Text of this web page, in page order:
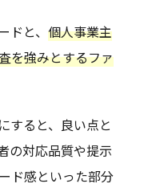
ドと、個人事業主
を強みとするファ
すると、良い点と
の対応品質や提示
ド感といった部分